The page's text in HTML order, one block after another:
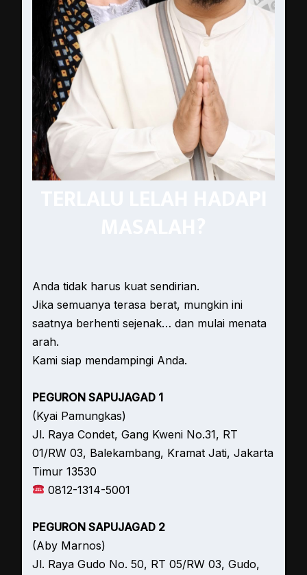
Anda tidak harus kuat sendirian.
Jika semuanya terasa berat, mungkin ini
saatnya berhenti sejenak… dan mulai menata
arah.
Kami siap mendampingi Anda.
PEGURON SAPUJAGAD 1
(Kyai Pamungkas)
Jl. Raya Condet, Gang Kweni No.31, RT
01/RW 03, Balekambang, Kramat Jati, Jakarta
Timur 13530
0812-1314-5001
PEGURON SAPUJAGAD 2
(Aby Marnos)
Jl. Raya Gudo No. 50, RT 05/RW 03, Gudo,